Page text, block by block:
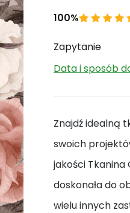
100%
Zapytanie
Data i sposób
Znajdź idealną
swoich
jakości Tkanina
doskonała do
wielu innych